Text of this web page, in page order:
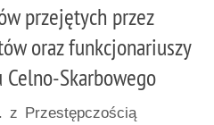
przejętych przez
oraz funkcjonariuszy
Skarbowego
z Przestępczością